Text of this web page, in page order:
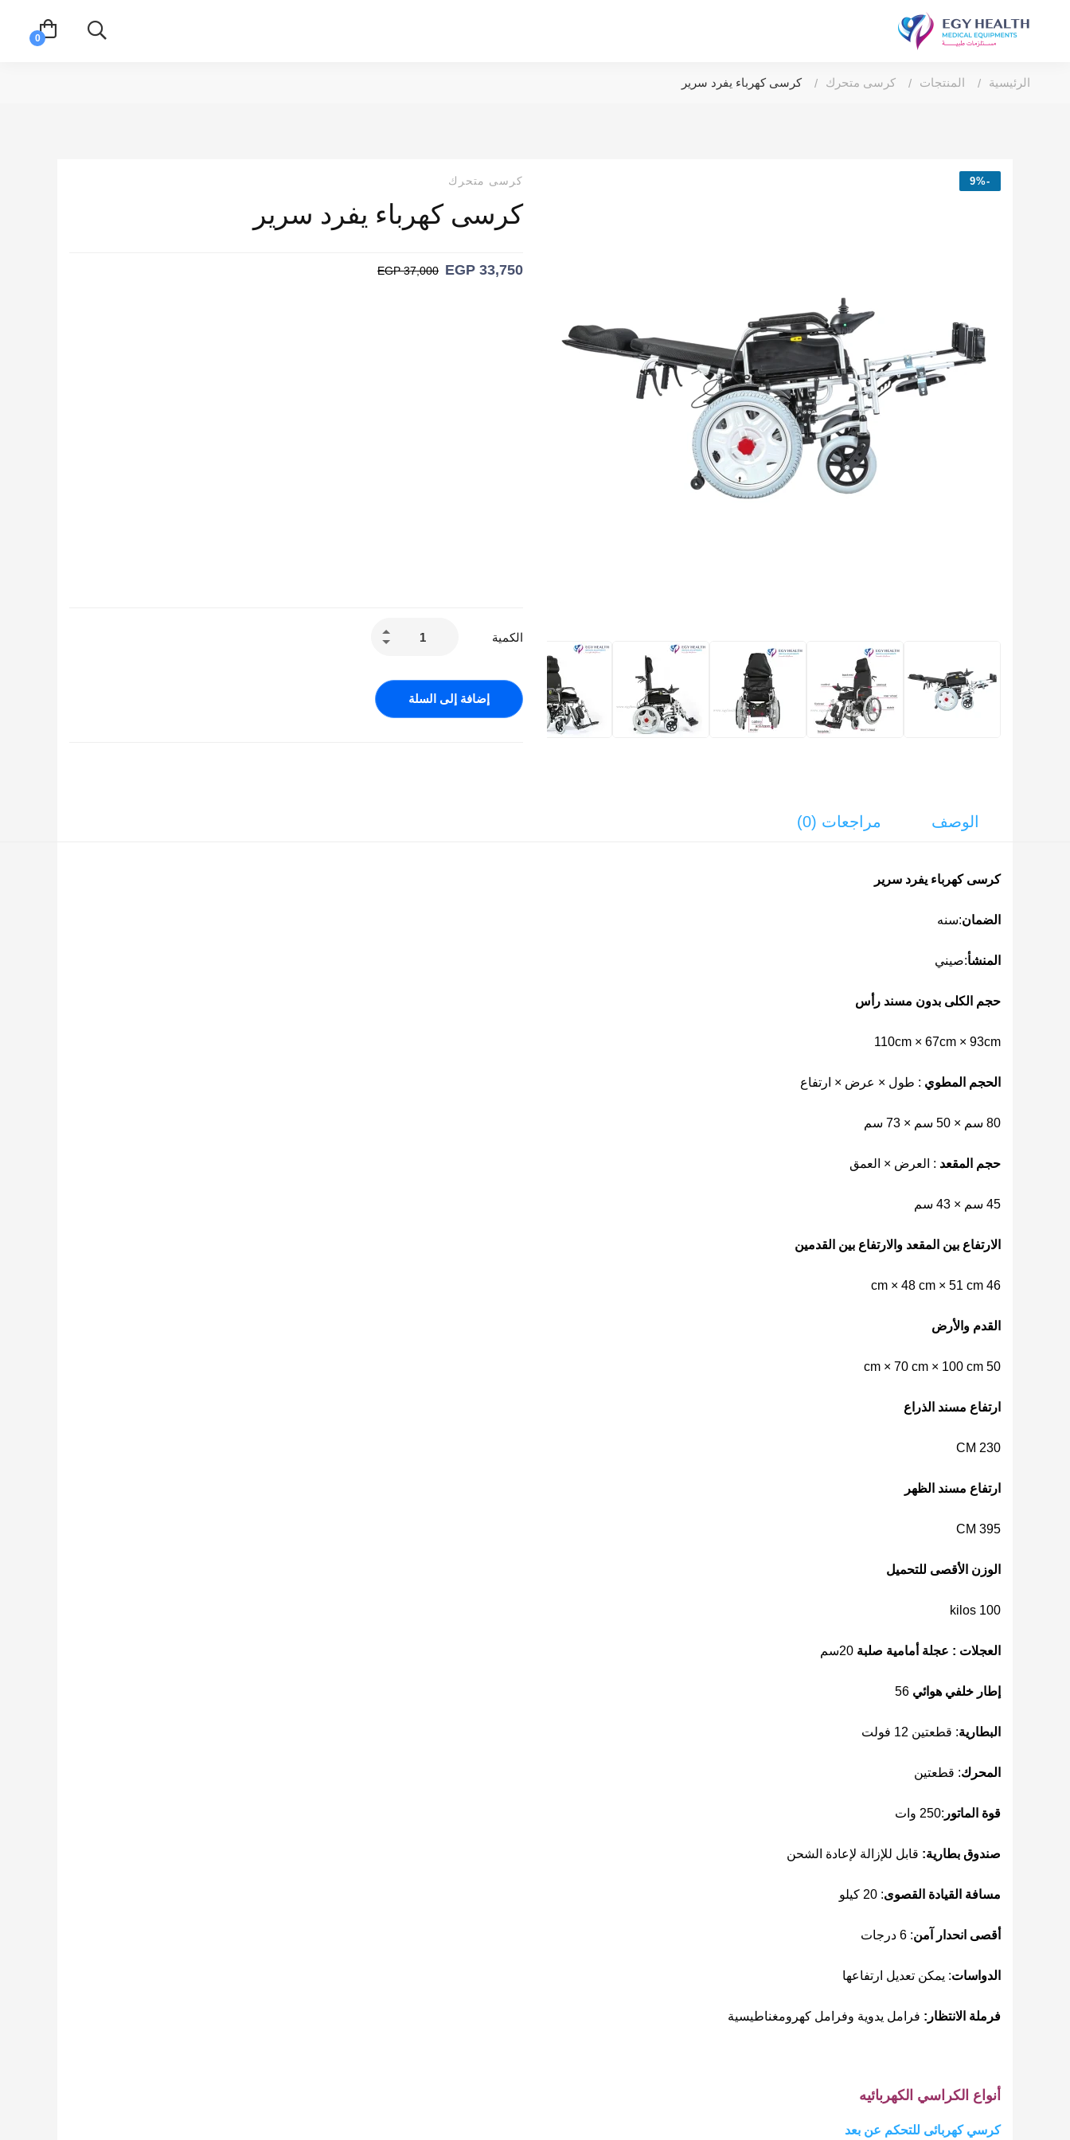
الرئيسية المنتجات كرسى متحرك كرسى كهرباء يفرد سرير
-9% كرسى متحرك
كرسى كهرباء يفرد سرير
EGP 33,750
EGP37,000
الكمية
إضافة إلى السلة
الوصف مراجعات (0)
كرسى كهرباء يفرد سرير
الضمان:سنه
المنشأ:صيني
حجم الكلى بدون مسند رأس
110cm × 67cm × 93cm
الحجم المطوي : طول × عرض × ارتفاع
80 سم × 50 سم × 73 سم
حجم المقعد : العرض × العمق
45 سم × 43 سم
الارتفاع بين المقعد والارتفاع بين القدمين
46 cm × 48 cm × 51 cm
القدم والأرض
50 cm × 70 cm × 100 cm
ارتفاع مسند الذراع
230 CM
ارتفاع مسند الظهر
395 CM
الوزن الأقصى للتحميل
100 kilos
العجلات : عجلة أمامية صلبة
إطار خلفي هوائي
البطارية: قطعتين 12 فولت
المحرك: قطعتين
قوة الماتور :250 وات
صندوق بطارية: قابل للإزالة لإعادة الشحن
مسافة القيادة القصوى: 20 كيلو
أقصى انحدار آمن: 6 درجات
الدواسات: يمكن تعديل ارتفاعها
فرملة الانتظار: فرامل يدوية وفرامل كهرومغناطيسية
أنواع الكراسي الكهربائيه
كرسي كهربائى للتحكم عن بعد